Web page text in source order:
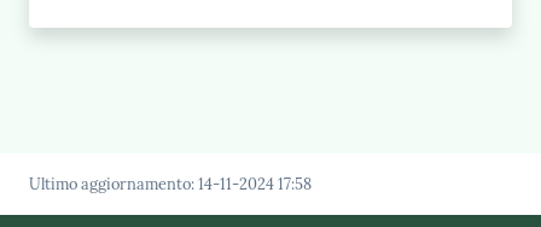
Ultimo aggiornamento:14-11-2024 17:58